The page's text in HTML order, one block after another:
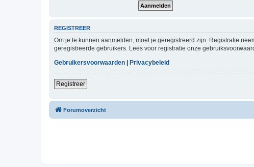
REGISTREER
Om je te kunnen aanmelden, moet je geregistreerd zijn. Registratie
geregistreerde gebruikers. Lees voor registratie onze
Gebruikersvoorwaarden | Privacybeleid
Registreer
Forumoverzicht